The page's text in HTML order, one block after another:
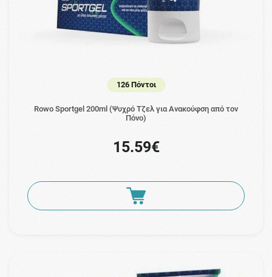
126 Πόντοι
Rowo Sportgel 200ml (Ψυχρό Τζελ για Ανακούφση από τον
Πόνο)
15.59€